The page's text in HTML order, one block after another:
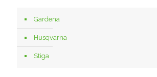
Gardena
Husqvarna
Stiga